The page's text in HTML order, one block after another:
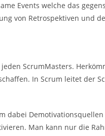
Events welche das
von Retrospektiven und
ScrumMasters.
In Scrum leitet der
dabei
Man kann nur die